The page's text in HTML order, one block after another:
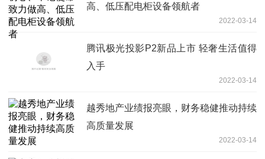
高、低压配电柜设备领航者
2022-03-14
腾讯极光投影P2新品上市 轻奢生活值得
入手
2022-03-14
越秀地产业绩报亮眼，财务稳健推动持续
高质量发展
2022-03-14